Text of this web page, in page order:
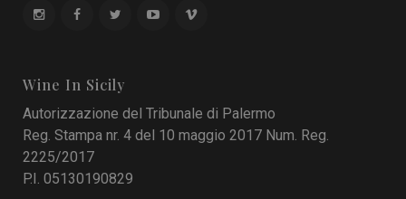
Wine In Sicily
Autorizzazione del Tribunale di Palermo
Reg. Stampa nr. 4 del 10 maggio 2017 Num. Reg.
2225/2017
P.I. 05130190829